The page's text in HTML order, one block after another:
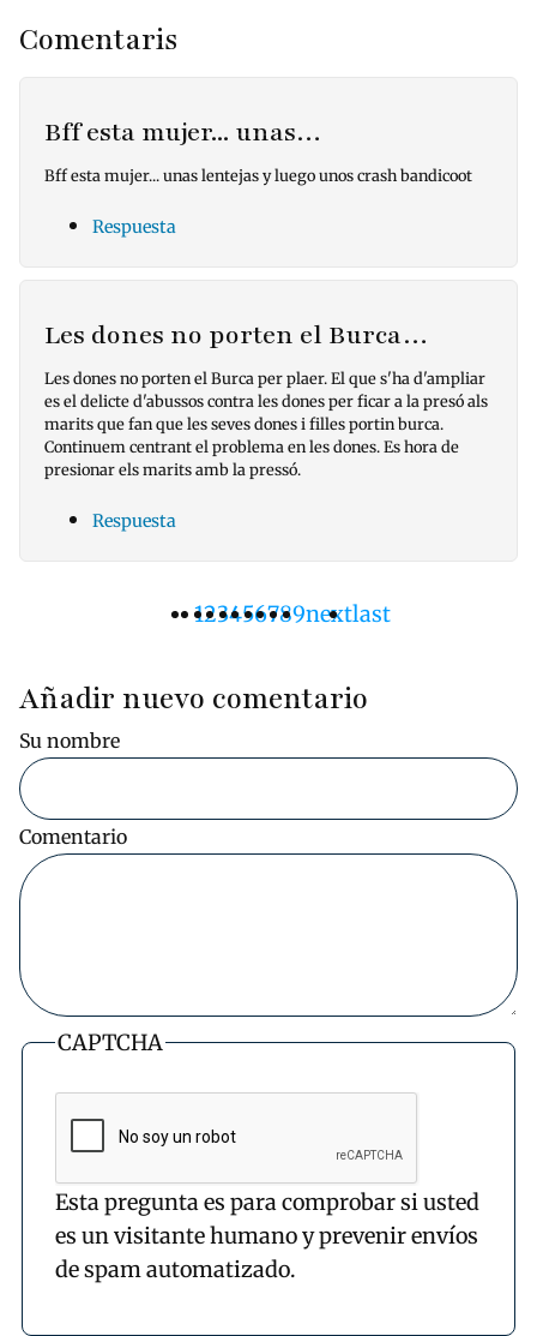
Comentaris
Bff esta mujer... unas…
Bff esta mujer... unas lentejas y luego unos crash bandicoot
Respuesta
Les dones no porten el Burca…
Les dones no porten el Burca per plaer. El que s'ha d'ampliar
es el delicte d'abussos contra les dones per ficar a la presó als
marits que fan que les seves dones i filles portin burca.
Continuem centrant el problema en les dones. Es hora de
presionar els marits amb la pressó.
Respuesta
Página
1Pàgina
2Pàgina
3Pàgina
4Pàgina
5Pàgina
6Pàgina
7Pàgina
8Pàgina
9Siguiente
nextÚltima
last
Añadir nuevo comentario
Su nombre
Comentario
CAPTCHA
Esta pregunta es para comprobar si usted
es un visitante humano y prevenir envíos
de spam automatizado.